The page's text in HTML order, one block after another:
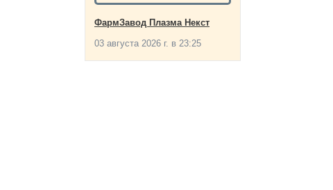
ФармЗавод Плазма Некст
03 августа 2026 г. в 23:25